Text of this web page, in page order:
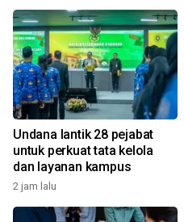
Undana lantik 28 pejabat
untuk perkuat tata kelola
dan layanan kampus
2 jam lalu